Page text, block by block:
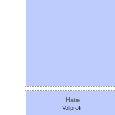
Hate
Vollprofi